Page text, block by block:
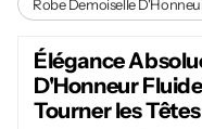
Robe Demoiselle
Élégance
D'Honneur
Tourner les Têtes